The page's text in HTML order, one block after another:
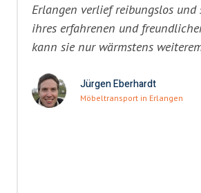
Erlangen verlief reibungslos und
ihres erfahrenen und
kann sie nur wärmstens
Jürgen Eberhardt
Möbeltransport in Erlangen